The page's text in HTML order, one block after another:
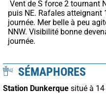
puis NE. Rafales atteignant
journée. Mer belle à peu
NNW. Visibilité bonne
journée.
SÉMAPHORES
Station Dunkerque situé à